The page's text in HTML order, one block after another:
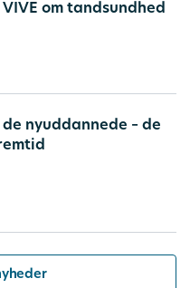
om tandsundhed
de nyuddannede – de